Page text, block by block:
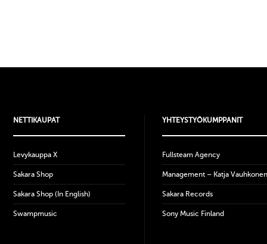
NETTIKAUPAT
Levykauppa X
Sakara Shop
Sakara Shop (In English)
Swampmusic
YHTEYSTYÖKUMPPANIT
Fullsteam Agency
Management – Katja Vauhkonen
Sakara Records
Sony Music Finland